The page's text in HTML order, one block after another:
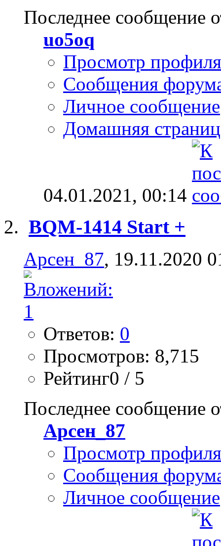
Последнее сообщение
uo5oq
Просмотр профиля
Сообщения
Личное сообщение
Домашняя
04.01.2021, 00:14
BQM-1414 Start +
Арсен_87, 19.11.2020
Ответов: 0
Просмотров: 8,715
Рейтинг0 / 5
Последнее сообщение
Арсен_87
Просмотр профиля
Сообщения
Личное сообщение